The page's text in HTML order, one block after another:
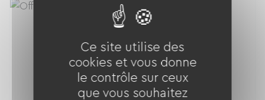
Ce site utilise des
cookies et vous donne
le contrôle sur ceux
que vous souhaitez